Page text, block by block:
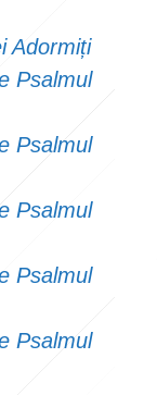
Adormiți
Psalmul
Psalmul
Psalmul
Psalmul
Psalmul